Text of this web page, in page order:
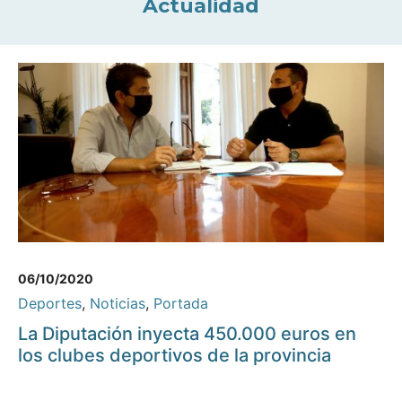
Actualidad
06/10/2020
Deportes, Noticias, Portada
La Diputación inyecta 450.000 euros en
los clubes deportivos de la provincia